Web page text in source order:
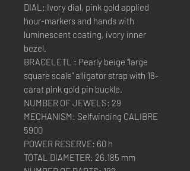
DIAL: Ivory dial, pink gold applied
hour-markers and hands with
luminescent coating, ivory inner
bezel.
BRACELETL : Pearly beige “large
square scale” alligator strap with 18-
carat pink gold pin buckle.
NUMBER OF JEWELS: 29
MECHANISM: Selfwinding CALIBRE
5900
POWER RESERVE: 60 h
TOTAL DIAMETER: 26.185 mm